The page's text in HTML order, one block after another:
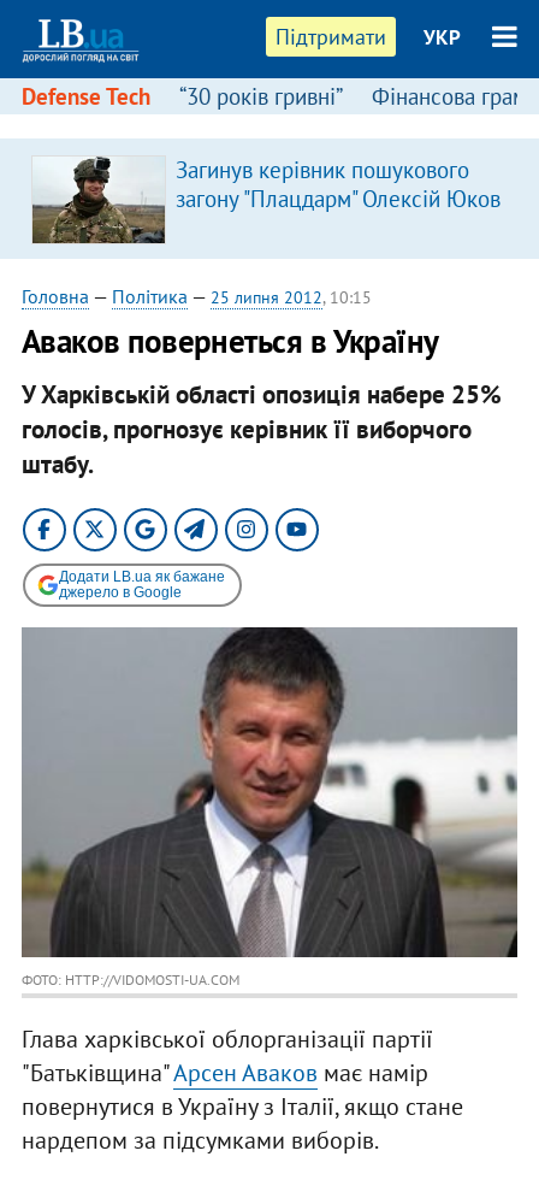
Підтримати УКР
Defense Tech “30 років гривні” Фінансова
Загинув керівник пошукового
загону "Плацдарм" Олексій Юков
Головна — Політика — 25 липня 2012, 10:15
Аваков повернеться в Україну
У Харківській області опозиція набере 25%
голосів, прогнозує керівник її виборчого
штабу.
Додати LB.ua як бажане
джерело в Google
ФОТО: HTTP://VIDOMOSTI-UA.COM
Глава харківської облорганізації партії
"Батьківщина"Арсен Аваков має намір
повернутися в Україну з Італії, якщо стане
нардепом за підсумками виборів.